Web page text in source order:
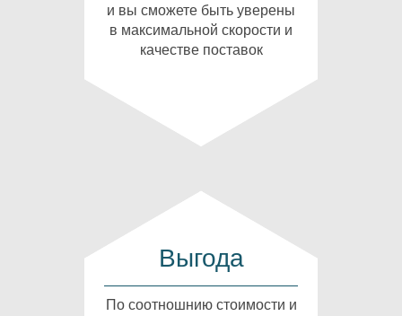
и вы сможете быть уверены
в максимальной скорости и
качестве поставок
Выгода
По соотношнию стоимости и